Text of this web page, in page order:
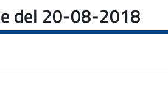
del 20-08-2018